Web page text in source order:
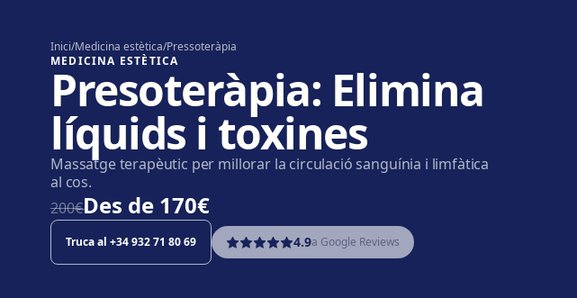
Inici/Medicina estètica/Pressoteràpia
MEDICINA ESTÈTICA
Presoteràpia: Elimina
líquids i toxines
Massatge terapèutic per millorar la circulació sanguínia i limfàtica
al cos.
200€̶Des de 170€
Truca al +34 932 71 80 69 4.9a Google Reviews